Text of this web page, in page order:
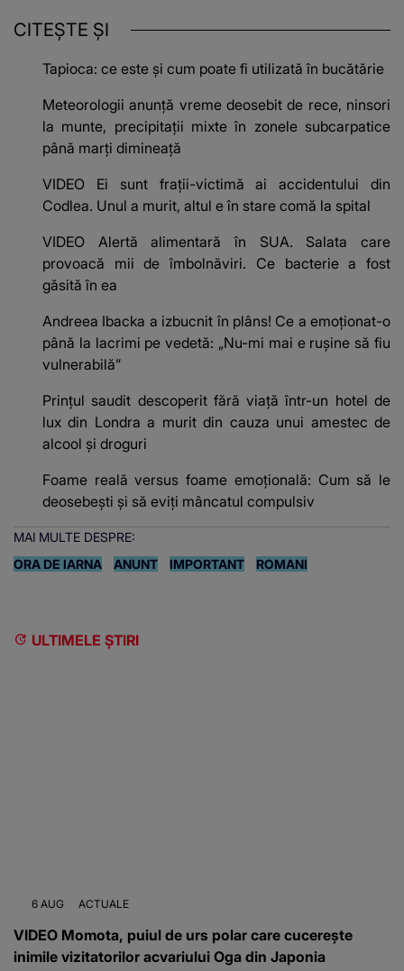
CITEȘTE ȘI
Tapioca: ce este și cum poate fi utilizată în bucătărie
Meteorologii anunţă vreme deosebit de rece, ninsori
la munte, precipitaţii mixte în zonele subcarpatice
până marţi dimineaţă
VIDEO Ei sunt frații-victimă ai accidentului din
Codlea. Unul a murit, altul e în stare comă la spital
VIDEO Alertă alimentară în SUA. Salata care
provoacă mii de îmbolnăviri. Ce bacterie a fost
găsită în ea
Andreea Ibacka a izbucnit în plâns! Ce a emoționat-o
până la lacrimi pe vedetă: „Nu-mi mai e rușine să fiu
vulnerabilă”
Prințul saudit descoperit fără viață într-un hotel de
lux din Londra a murit din cauza unui amestec de
alcool și droguri
Foame reală versus foame emoțională: Cum să le
deosebești și să eviți mâncatul compulsiv
MAI MULTE DESPRE:
ORA DE IARNA
ANUNT IMPORTANT ROMANI
ULTIMELE ȘTIRI
6 AUG ACTUALE
VIDEO Momota, puiul de urs polar care cucerește
inimile vizitatorilor acvariului Oga din Japonia